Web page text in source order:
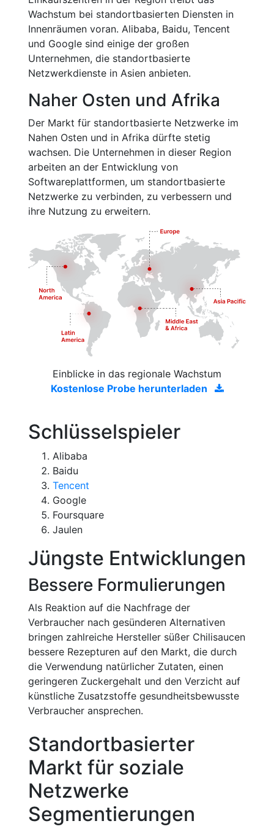
Wachstum bei standortbasierten Diensten in
Innenräumen voran. Alibaba, Baidu, Tencent
und Google sind einige der großen
Unternehmen, die standortbasierte
Netzwerkdienste in Asien anbieten.
Naher Osten und Afrika
Der Markt für standortbasierte Netzwerke im
Nahen Osten und in Afrika dürfte stetig
wachsen. Die Unternehmen in dieser Region
arbeiten an der Entwicklung von
Softwareplattformen, um standortbasierte
Netzwerke zu verbinden, zu verbessern und
ihre Nutzung zu erweitern.
Einblicke in das regionale Wachstum
Kostenlose Probe herunterladen
Schlüsselspieler
Alibaba
Baidu
Tencent
Google
Foursquare
Jaulen
Jüngste Entwicklungen
Bessere Formulierungen
Als Reaktion auf die Nachfrage der
Verbraucher nach gesünderen Alternativen
bringen zahlreiche Hersteller süßer Chilisaucen
bessere Rezepturen auf den Markt, die durch
die Verwendung natürlicher Zutaten, einen
geringeren Zuckergehalt und den Verzicht auf
künstliche Zusatzstoffe gesundheitsbewusste
Verbraucher ansprechen.
Standortbasierter
Markt für soziale
Netzwerke
Segmentierungen